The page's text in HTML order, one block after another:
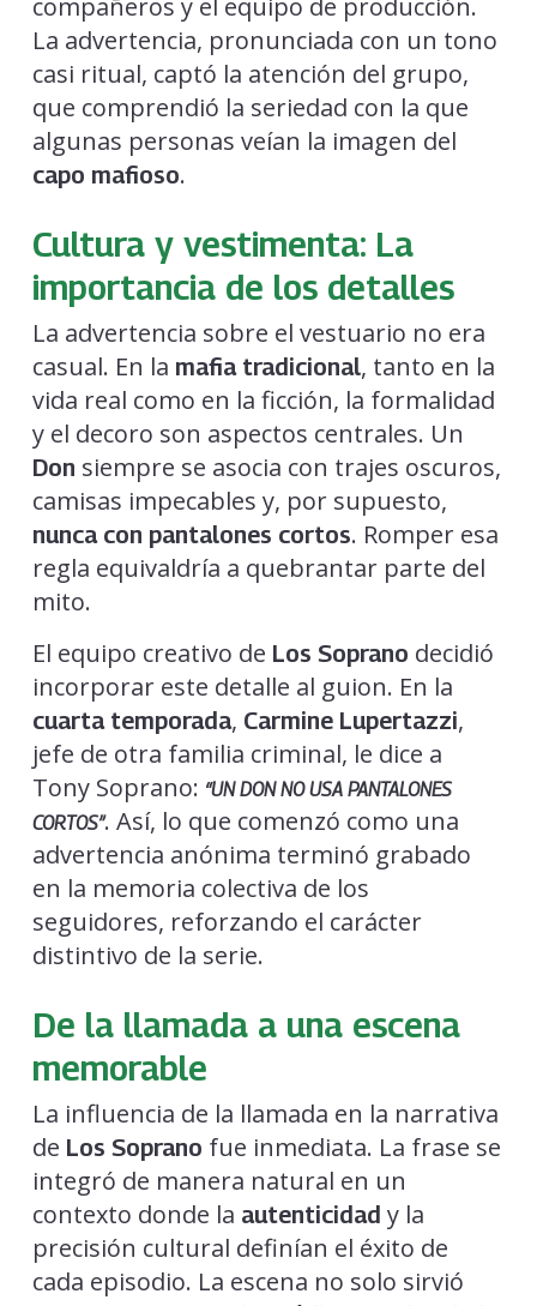
compañeros y el equipo de producción.
La advertencia, pronunciada con un tono
casi ritual, captó la atención del grupo,
que comprendió la seriedad con la que
algunas personas veían la imagen del
capo mafioso.
Cultura y vestimenta: La
importancia de los detalles
La advertencia sobre el vestuario no era
casual. En la mafia tradicional, tanto en la
vida real como en la ficción, la formalidad
y el decoro son aspectos centrales. Un
Don siempre se asocia con trajes oscuros,
camisas impecables y, por supuesto,
nunca con pantalones cortos. Romper esa
regla equivaldría a quebrantar parte del
mito.
El equipo creativo de Los Soprano decidió
incorporar este detalle al guion. En la
cuarta temporada, Carmine Lupertazzi,
jefe de otra familia criminal, le dice a
Tony Soprano: “UN DON NO USA PANTALONES
CORTOS”. Así, lo que comenzó como una
advertencia anónima terminó grabado
en la memoria colectiva de los
seguidores, reforzando el carácter
distintivo de la serie.
De la llamada a una escena
memorable
La influencia de la llamada en la narrativa
de Los Soprano fue inmediata. La frase se
integró de manera natural en un
contexto donde la autenticidad y la
precisión cultural definían el éxito de
cada episodio. La escena no solo sirvió